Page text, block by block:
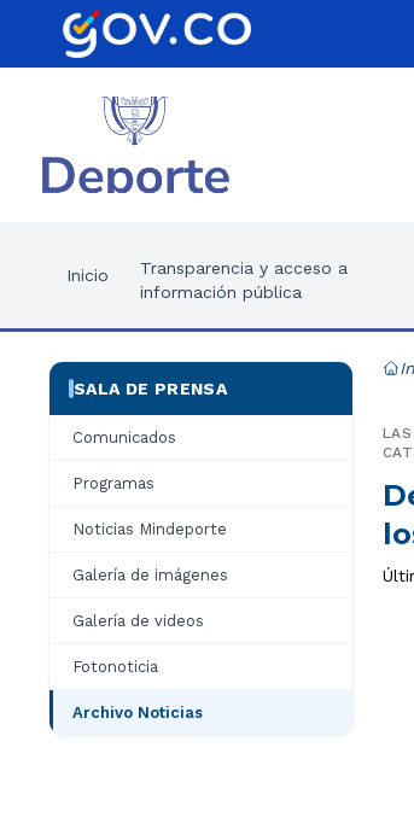
Inicio
Transparencia y acceso a
información pública
SALA DE PRENSA
Comunicados
Programas
Noticias Mindeporte
Galería de imágenes
Galería de videos
Fotonoticia
Archivo Noticias